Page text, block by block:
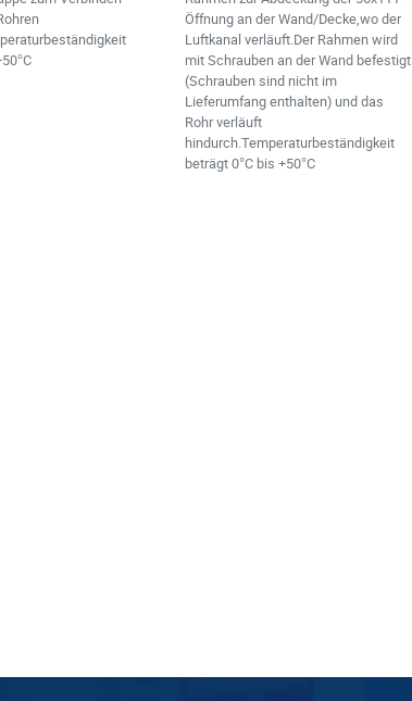
Öffnung an der Wand/Decke,wo der
Luftkanal verläuft.Der Rahmen wird
mit Schrauben an der Wand befestigt
(Schrauben sind nicht im
Lieferumfang enthalten) und das
Rohr verläuft
hindurch.Temperaturbeständigkeit
beträgt 0°C bis +50°C